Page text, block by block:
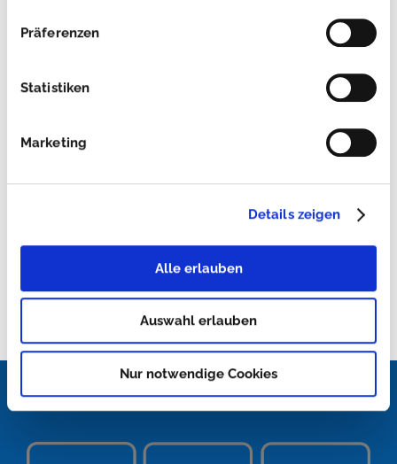
Präferenzen
Statistiken
Marketing
Details zeigen
Alle erlauben
Auswahl erlauben
Nur notwendige Cookies